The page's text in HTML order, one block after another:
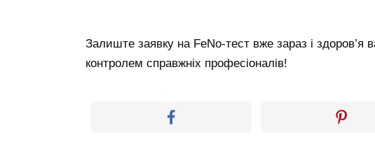
Залиште заявку на FeNo-тест вже зараз і
контролем справжніх професіоналів!